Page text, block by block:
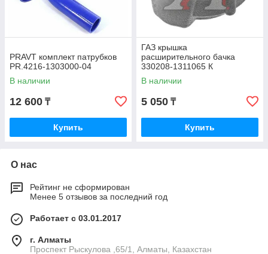
PRAVT комплект патрубков
PR.4216-1303000-04
В наличии
12 600 ₸
Купить
ГАЗ крышка
расширительного бачка
330208-1311065 К
В наличии
5 050 ₸
Купить
О нас
Рейтинг не сформирован
Менее 5 отзывов за последний год
Работает с 03.01.2017
г. Алматы
Проспект Рыскулова ,65/1, Алматы, Казахстан